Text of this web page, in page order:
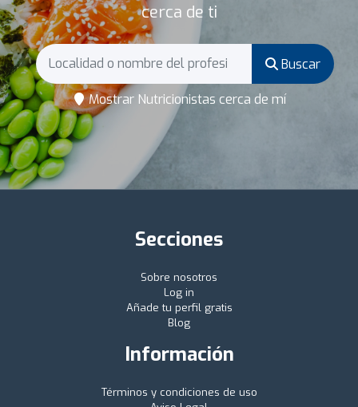
cerca de ti
Buscar
Mostrar Nutricionistas cerca de mí
Secciones
Sobre nosotros
Log in
Añade tu perfil gratis
Blog
Información
Términos y condiciones de uso